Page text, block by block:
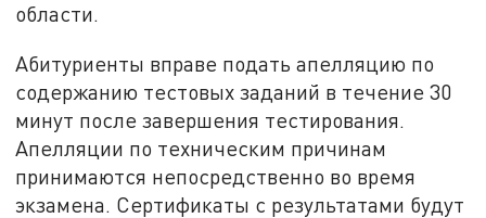
области.
Абитуриенты вправе подать апелляцию по
содержанию тестовых заданий в течение 30
минут после завершения тестирования.
Апелляции по техническим причинам
принимаются непосредственно во время
экзамена. Сертификаты с результатами будут